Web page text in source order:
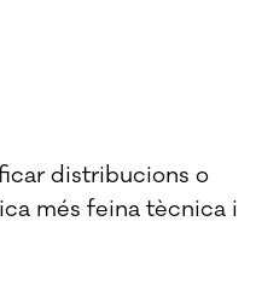
distribucions o
més feina tècnica i